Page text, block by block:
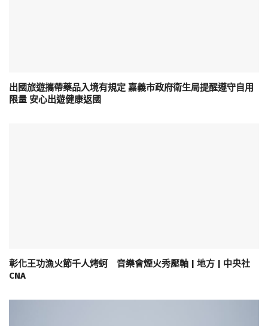
出國旅遊攜帶藥品入境有規定 嘉義市政府衛生局提醒遵守自用
限量 安心出遊健康返國
彰化王功漁火節千人烤蚵 音樂會煙火秀壓軸 | 地方 | 中央社
CNA